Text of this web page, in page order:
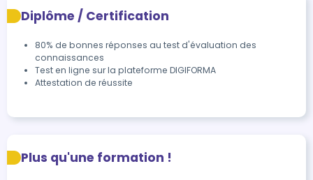
Diplôme / Certification
80% de bonnes réponses au test d'évaluation des
connaissances
Test en ligne sur la plateforme DIGIFORMA
Attestation de réussite
Plus qu'une formation !